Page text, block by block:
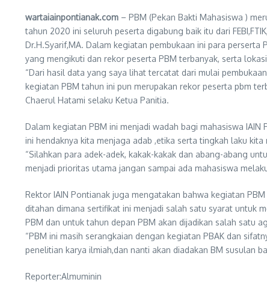
wartaiainpontianak.com – PBM (Pekan Bakti Mahasiswa )
tahun 2020 ini seluruh peserta digabung baik itu dari
Dr.H.Syarif,MA. Dalam kegiatan pembukaan ini para
yang mengikuti dan rekor peserta PBM terbanyak, serta
“Dari hasil data yang saya lihat tercatat dari mulai
kegiatan PBM tahun ini pun merupakan rekor peserta pbm
Chaerul Hatami selaku Ketua Panitia.
Dalam kegiatan PBM ini menjadi wadah bagi mahasiswa
ini hendaknya kita menjaga adab ,etika serta tingkah laku
“Silahkan para adek-adek, kakak-kakak dan abang-abang
menjadi prioritas utama jangan sampai ada mahasiswa
Rektor IAIN Pontianak juga mengatakan bahwa kegiatan
ditahan dimana sertifikat ini menjadi salah satu syarat untuk
PBM dan untuk tahun depan PBM akan dijadikan salah satu
“PBM ini masih serangkaian dengan kegiatan PBAK dan
penelitian karya ilmiah,dan nanti akan diadakan BM susulan
Reporter:Almuminin